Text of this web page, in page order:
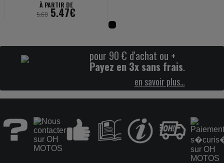
À PARTIR DE
5.605.47€
pour 90 € d'achat ou +
Payez en 3x sans frais.
en savoir plus…